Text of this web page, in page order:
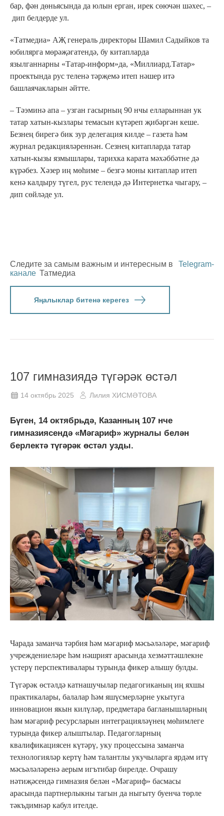
бар, фән дөньясында да юлын ерган, ирек сөючән шәхес, –
дип белдерде ул.
«Татмедиа» АҖ генераль директоры Шамил Садыйков та
юбилярга мөрәҗәгатендә, бу китапларда
язылганнарны «Татар-информ»да, «Миллиард.Татар»
проектында рус теленә тәрҗемә итеп нәшер итә
башлаячакларын әйтте.
– Тәэминә апа – узган гасырның 90 нчы елларыннан ук
татар хатын-кызлары темасын күтәреп җибәргән кеше.
Безнең бирегә бик зур делегация килде – газета һәм
журнал редакцияләреннән. Сезнең китапларда татар
хатын-кызы язмышлары, тарихка карата мәхәббәтне дә
күрәбез. Хәзер иң мөһиме – безгә моны китаплар итеп
кенә калдыру түгел, рус телендә дә Интернетка чыгару, –
дип сөйләде ул.
Следите за самым важным и интересным в
Telegram-
канале Татмедиа
Яңалыклар битенә керегез
107 гимназиядә түгәрәк өстәл
14 октябрь 2025 Лилия ХИСМӘТОВА
Бүген, 14 октябрьдә, Казанның 107 нче
гимназиясендә «Мәгариф» журналы белән
берлектә түгәрәк өстәл узды.
Чарада заманча тәрбия һәм мәгариф мәсьәләләре, мәгариф
учреждениеләре һәм нәшрият арасында хезмәттәшлекне
үстерү перспективалары турында фикер алышу булды.
Түгәрәк өстәлдә катнашучылар педагогиканың иң яхшы
практикалары, балалар һәм яшүсмерләрне укытуга
инновацион якын килүләр, предметара багланышларның
һәм мәгариф ресурсларын интеграцияләүнең мөһимлеге
турында фикер алыштылар. Педагогларның
квалификациясен күтәрү, уку процессына заманча
технологияләр кертү һәм талантлы укучыларга ярдәм итү
мәсьәләләренә аерым игътибар бирелде. Очрашу
нәтиҗәсендә гимназия белән «Мәгариф» басмасы
арасында партнерлыкны тагын да ныгыту буенча төрле
тәкъдимнәр кабул ителде.